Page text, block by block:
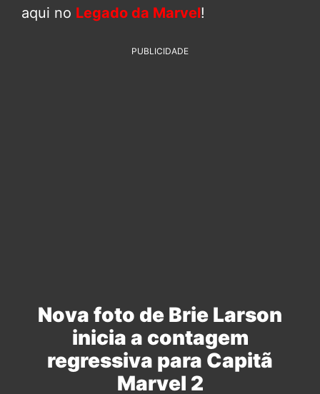
aqui no Legado da Marvel!
PUBLICIDADE
Nova foto de Brie Larson
inicia a contagem
regressiva para Capitã
Marvel 2